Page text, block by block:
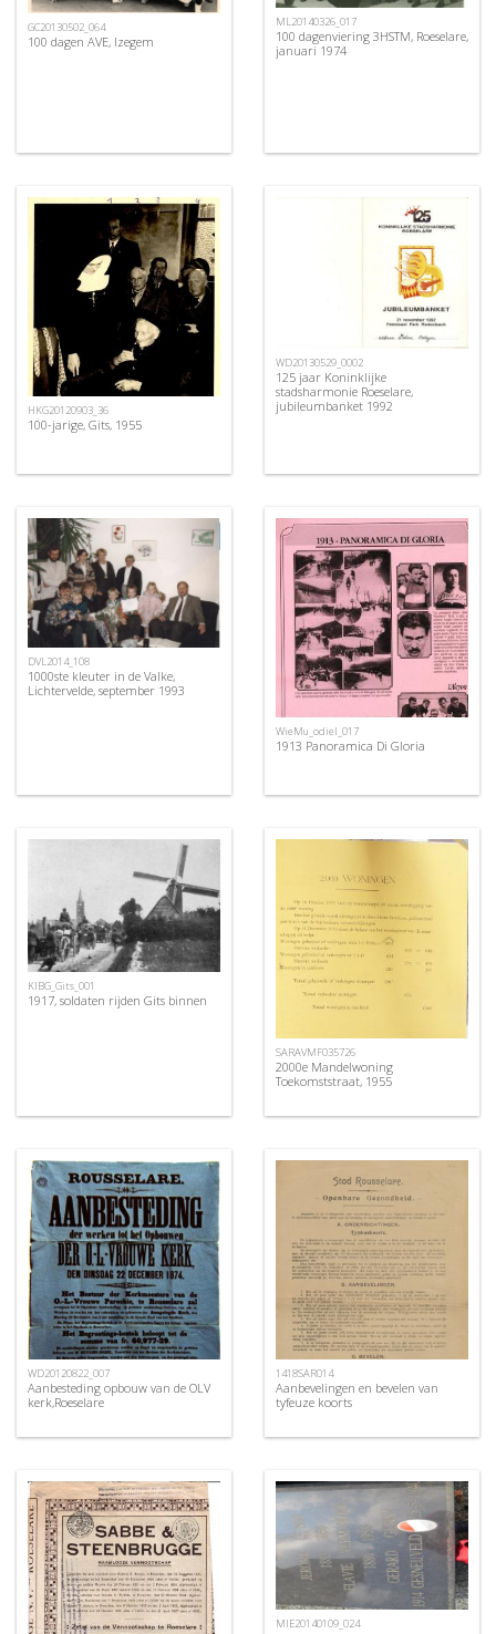
GC20130502_064
100 dagen AVE, Izegem
ML20140326_017
100 dagenviering 3HSTM, Roeselare,
januari 1974
HKG20120903_36
100-jarige, Gits, 1955
WD20130529_0002
125 jaar Koninklijke
stadsharmonie Roeselare,
jubileumbanket 1992
DVL2014_108
1000ste kleuter in de Valke,
Lichtervelde, september 1993
WieMu_odiel_017
1913 Panoramica Di Gloria
KIBG_Gits_001
1917, soldaten rijden Gits binnen
SARAVMF035726
2000e Mandelwoning
Toekomststraat, 1955
WD20120822_007
Aanbesteding opbouw van de OLV
kerk,Roeselare
1418SAR014
Aanbevelingen en bevelen van
tyfeuze koorts
MIE20140109_024